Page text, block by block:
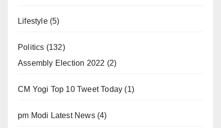
Lifestyle(5)
Politics (132)
Assembly Election 2022 (2)
CM Yogi Top 10 Tweet Today (1)
pm Modi Latest News(4)